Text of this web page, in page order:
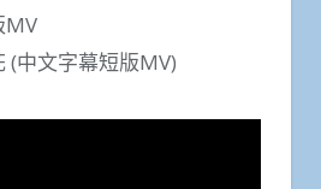
MV
(中文字幕短版MV)